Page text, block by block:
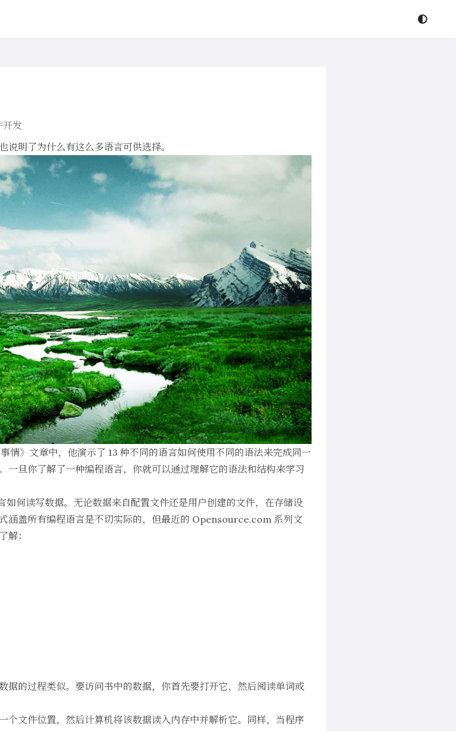
开发
明了为什么有这么多语言可供选择。
情》文章中，他演示了 13 种不同的语言如何使用不同的语法来完成同一
一旦你了解了一种编程语言，你就可以通过理解它的语法和结构来学习
何读写数据。无论数据来自配置文件还是用户创建的文件，在存储设
涵盖所有编程语言是不切实际的，但最近的 Opensource.com 系列文
解：
据的过程类似。要访问书中的数据，你首先要打开它，然后阅读单词或
个文件位置，然后计算机将该数据读入内存中并解析它。同样，当程序